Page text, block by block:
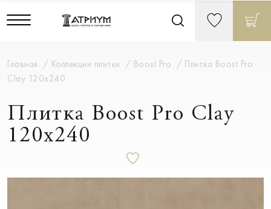
Главная Коллекции плитки Boost Pro
Плитка Boost Pro
Clay 120x240
Плитка Boost Pro Clay
120x240